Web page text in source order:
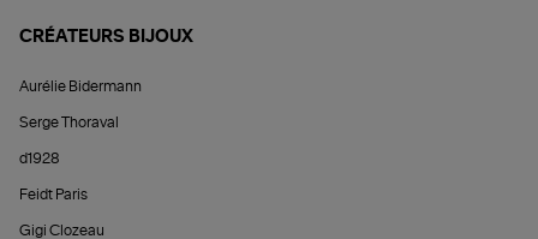
CRÉATEURS BIJOUX
Aurélie Bidermann
Serge Thoraval
d1928
Feidt Paris
Gigi Clozeau